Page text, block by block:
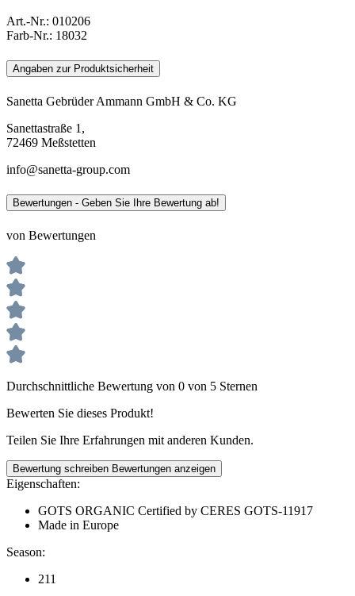
Art.-Nr.: 010206
Farb-Nr.: 18032
Angaben zur Produktsicherheit
Sanetta Gebrüder Ammann GmbH & Co. KG
Sanettastraße 1,
72469 Meßstetten
info@sanetta-group.com
Bewertungen - Geben Sie Ihre Bewertung ab!
von Bewertungen
Durchschnittliche Bewertung von 0 von 5 Sternen
Bewerten Sie dieses Produkt!
Teilen Sie Ihre Erfahrungen mit anderen Kunden.
Bewertung schreiben Bewertungen anzeigen
Eigenschaften:
GOTS ORGANIC Certified by CERES GOTS-11917
Made in Europe
Season:
211